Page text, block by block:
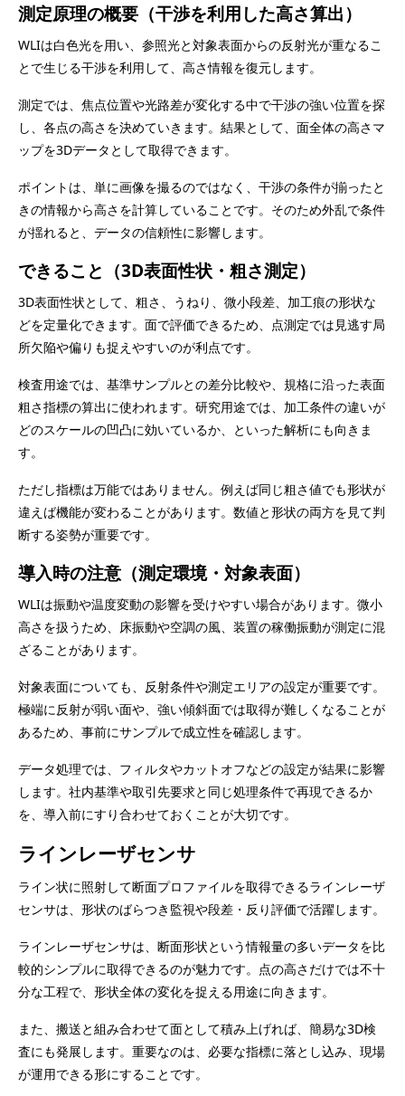
測定原理の概要（干渉を利用した高さ算出）
WLIは白色光を用い、参照光と対象表面からの反射光が重なるこ
とで生じる干渉を利用して、高さ情報を復元します。
測定では、焦点位置や光路差が変化する中で干渉の強い位置を探
し、各点の高さを決めていきます。結果として、面全体の高さマ
ップを3Dデータとして取得できます。
ポイントは、単に画像を撮るのではなく、干渉の条件が揃ったと
きの情報から高さを計算していることです。そのため外乱で条件
が揺れると、データの信頼性に影響します。
できること（3D表面性状・粗さ測定）
3D表面性状として、粗さ、うねり、微小段差、加工痕の形状な
どを定量化できます。面で評価できるため、点測定では見逃す局
所欠陥や偏りも捉えやすいのが利点です。
検査用途では、基準サンプルとの差分比較や、規格に沿った表面
粗さ指標の算出に使われます。研究用途では、加工条件の違いが
どのスケールの凹凸に効いているか、といった解析にも向きま
す。
ただし指標は万能ではありません。例えば同じ粗さ値でも形状が
違えば機能が変わることがあります。数値と形状の両方を見て判
断する姿勢が重要です。
導入時の注意（測定環境・対象表面）
WLIは振動や温度変動の影響を受けやすい場合があります。微小
高さを扱うため、床振動や空調の風、装置の稼働振動が測定に混
ざることがあります。
対象表面についても、反射条件や測定エリアの設定が重要です。
極端に反射が弱い面や、強い傾斜面では取得が難しくなることが
あるため、事前にサンプルで成立性を確認します。
データ処理では、フィルタやカットオフなどの設定が結果に影響
します。社内基準や取引先要求と同じ処理条件で再現できるか
を、導入前にすり合わせておくことが大切です。
ラインレーザセンサ
ライン状に照射して断面プロファイルを取得できるラインレーザ
センサは、形状のばらつき監視や段差・反り評価で活躍します。
ラインレーザセンサは、断面形状という情報量の多いデータを比
較的シンプルに取得できるのが魅力です。点の高さだけでは不十
分な工程で、形状全体の変化を捉える用途に向きます。
また、搬送と組み合わせて面として積み上げれば、簡易な3D検
査にも発展します。重要なのは、必要な指標に落とし込み、現場
が運用できる形にすることです。